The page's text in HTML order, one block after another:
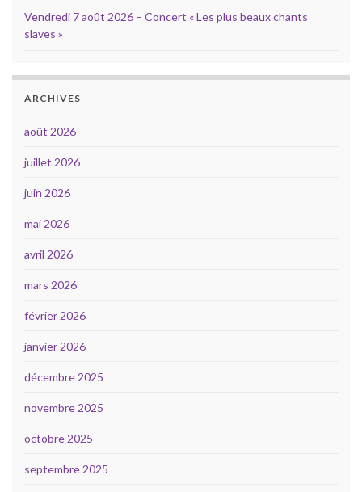
Vendredi 7 août 2026 – Concert « Les plus beaux chants
slaves »
ARCHIVES
août 2026
juillet 2026
juin 2026
mai 2026
avril 2026
mars 2026
février 2026
janvier 2026
décembre 2025
novembre 2025
octobre 2025
septembre 2025